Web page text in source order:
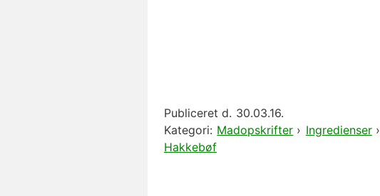
Publiceret d. 30.03.16.
Kategori: Madopskrifter › Ingredienser›
Hakkebøf